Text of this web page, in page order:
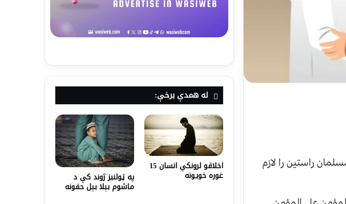
راستين را لازم
له همدې برخې:
اخلاقو لرونکي انسان 15
غوره خویونه په ټولنيز ژوند کې د
ماشوم بېلا بېل حقونه